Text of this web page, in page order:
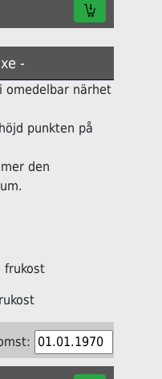
-
närhet
punkten på
den
frukost